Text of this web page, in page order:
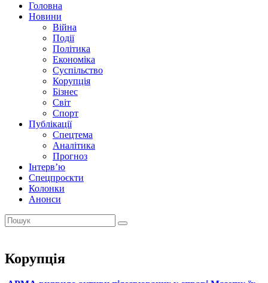
Головна
Новини
Війна
Події
Політика
Економіка
Суспільство
Корупція
Бізнес
Світ
Спорт
Публікації
Спецтема
Аналітика
Прогноз
Інтерв’ю
Спецпроєкти
Колонки
Анонси
Корупція